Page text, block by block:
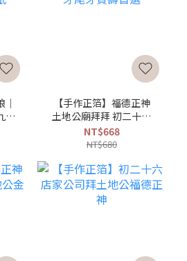
｜
天
【手作正箔】福德正神
土地公廟拜拜 初二十六
頭牙尾牙賀壽首選
NT$668
NT$680